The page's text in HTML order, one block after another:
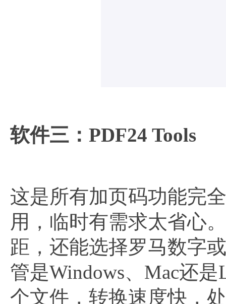
软件三：PDF24 Tools​
这是所有加页码功能完
用，临时有需求太省心
距，还能选择罗马数字
管是Windows、Mac还
个文件，转换速度快，